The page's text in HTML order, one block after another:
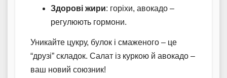
Здорові жири: горіхи, авокадо –
регулюють гормони.
Уникайте цукру, булок і смаженого – це
“друзі” складок. Салат із куркою й авокадо –
ваш новий союзник!